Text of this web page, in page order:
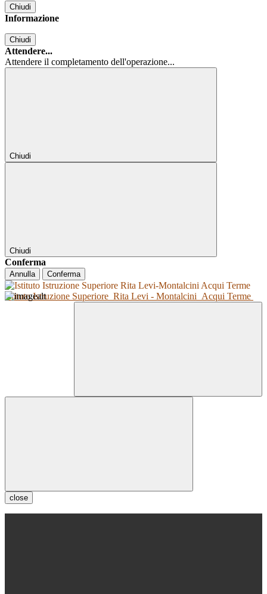
Chiudi
Informazione
Chiudi
Attendere...
Attendere il completamento dell'operazione...
Chiudi
Chiudi
Conferma
Annulla Conferma
Istituto Istruzione Superiore Rita Levi - Montalcini Acqui Terme
close